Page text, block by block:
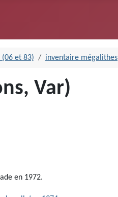
et 83) inventaire mégalithes
Var)
en 1972.